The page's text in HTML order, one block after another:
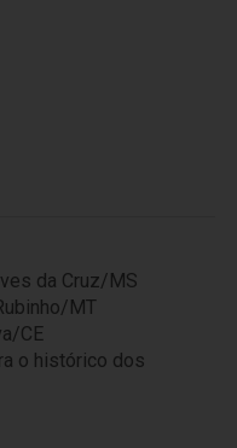
da Cruz/MS
MT
CE
o histórico dos